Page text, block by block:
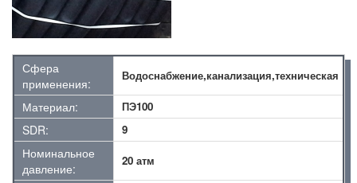
Сфера
применения:
Водоснабжение,канализация,техническая
Материал: ПЭ100
SDR: 9
Номинальное
давление:
20 атм